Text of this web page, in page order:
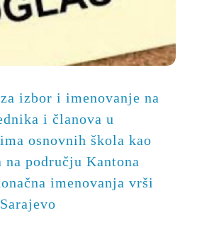
izbor i imenovanje na
i članova u
osnovnih škola kao
na području Kantona
imenovanja vrši